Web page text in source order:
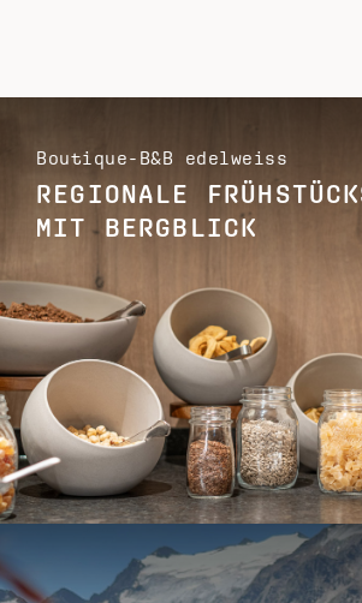
Boutique-B&B edelweiss
REGIONALE
MIT BERGBLICK